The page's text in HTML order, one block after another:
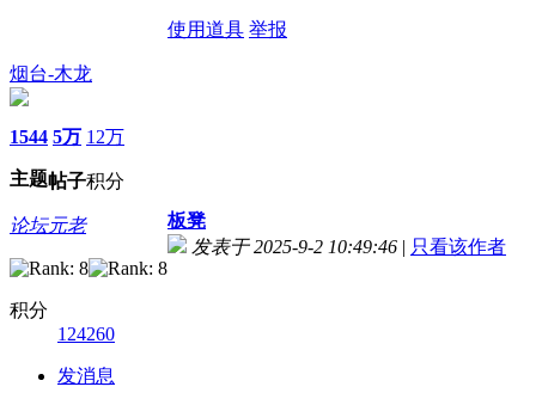
使用道具 举报
烟台-木龙
1544
主题
5万
帖子
12万
积分
论坛元老
积分
124260
发消息
板凳
发表于 2025-9-2 10:49:46 | 只看该作者